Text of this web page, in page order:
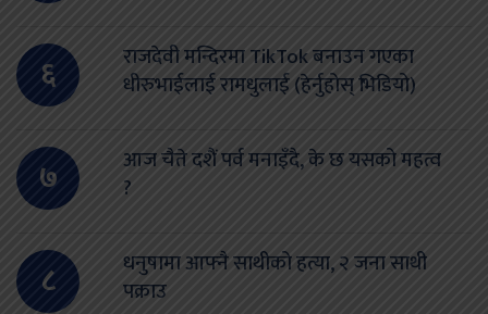
६
राजदेवी मन्दिरमा TikTok बनाउन गएका
धीरुभाईलाई रामधुलाई (हेर्नुहोस् भिडियो)
७
आज चैते दशैं पर्व मनाइँदै, के छ यसको महत्व
?
८
धनुषामा आफ्नै साथीको हत्या, २ जना साथी
पक्राउ